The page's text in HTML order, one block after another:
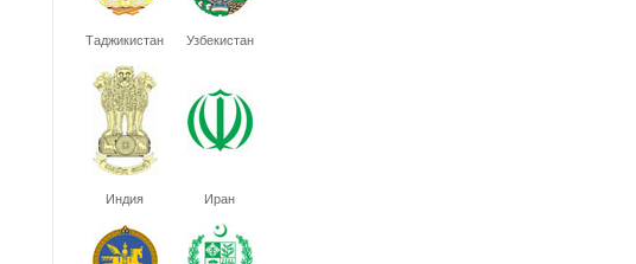
Таджикистан Узбекистан
Индия Иран